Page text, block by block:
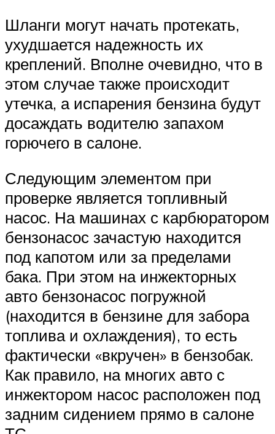
Шланги могут начать протекать,
ухудшается надежность их
креплений. Вполне очевидно, что в
этом случае также происходит
утечка, а испарения бензина будут
досаждать водителю запахом
горючего в салоне.
Следующим элементом при
проверке является топливный
насос. На машинах с карбюратором
бензонасос зачастую находится
под капотом или за пределами
бака. При этом на инжекторных
авто бензонасос погружной
(находится в бензине для забора
топлива и охлаждения), то есть
фактически «вкручен» в бензобак.
Как правило, на многих авто с
инжектором насос расположен под
задним сидением прямо в салоне